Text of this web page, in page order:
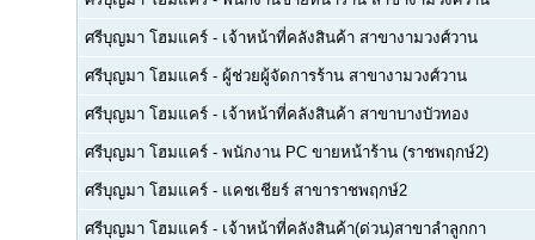
ศรีบุญมา โฮมแคร์ - เจ้าหน้าที่คลังสินค้า สาขางามวงศ์วาน
ศรีบุญมา โฮมแคร์ - ผู้ช่วยผู้จัดการร้าน สาขางามวงศ์วาน
ศรีบุญมา โฮมแคร์ - เจ้าหน้าที่คลังสินค้า สาขาบางบัวทอง
ศรีบุญมา โฮมแคร์ - พนักงาน PC ขายหน้าร้าน (ราชพฤกษ์2)
ศรีบุญมา โฮมแคร์ - แคชเชียร์ สาขาราชพฤกษ์2
ศรีบุญมา โฮมแคร์ - เจ้าหน้าที่คลังสินค้า(ด่วน)สาขาลำลูกกา